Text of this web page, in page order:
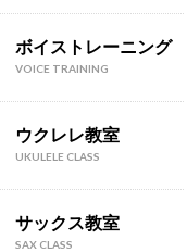
ボイストレーニング
VOICE TRAINING
ウクレレ教室
UKULELE CLASS
サックス教室
SAX CLASS